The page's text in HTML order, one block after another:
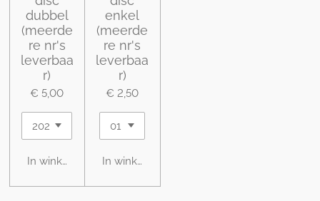
dubbel
(meerde
re nr's
leverbaa
r)
€ 5,00
In winkelwagen
enkel
(meerde
re nr's
leverbaa
r)
€ 2,50
In winkelwagen